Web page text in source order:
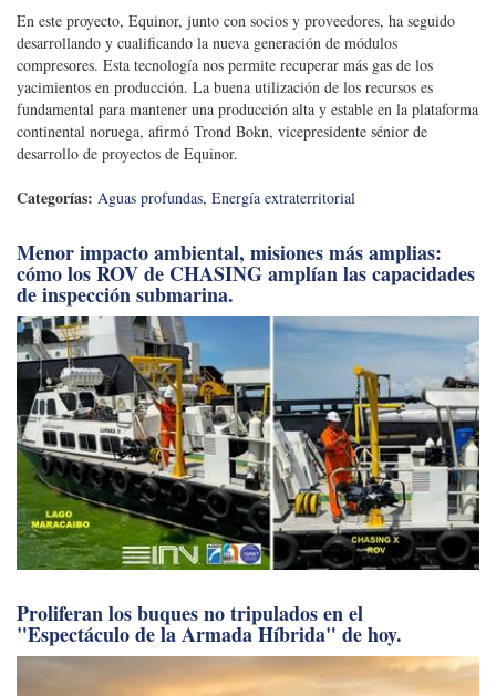
En este proyecto, Equinor, junto con socios y proveedores, ha seguido
desarrollando y cualificando la nueva generación de módulos
compresores. Esta tecnología nos permite recuperar más gas de los
yacimientos en producción. La buena utilización de los recursos es
fundamental para mantener una producción alta y estable en la plataforma
continental noruega, afirmó Trond Bokn, vicepresidente sénior de
desarrollo de proyectos de Equinor.
Categorías: Aguas profundas, Energía extraterritorial
Menor impacto ambiental, misiones más amplias:
cómo los ROV de CHASING amplían las capacidades
de inspección submarina.
Proliferan los buques no tripulados en el
"Espectáculo de la Armada Híbrida" de hoy.